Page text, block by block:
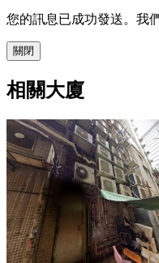
您的訊息已成功發送。我
關閉
相關大廈